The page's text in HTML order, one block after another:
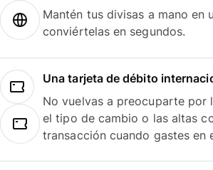
Mantén tus divisas a mano en
conviértelas en segundos.
Una tarjeta de débito
No vuelvas a preocuparte por
el tipo de cambio o las altas
transacción cuando gastes en